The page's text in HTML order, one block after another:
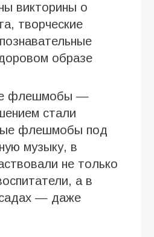
викторины о
творческие
образе
флешмобы —
стали
флешмобы под
музыку, в
не только
а в
— даже